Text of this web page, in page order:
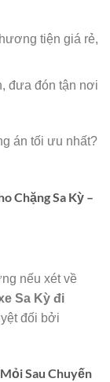
tiện giá rẻ,
đưa đón tận nơi
án tối ưu nhất?
Chặng Sa Kỳ –
nếu xét về
Sa Kỳ đi
đối bởi
Sau Chuyến